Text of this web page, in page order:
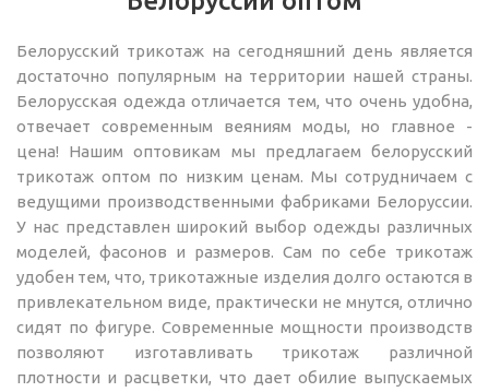
Белорусский трикотаж на сегодняшний день является
достаточно популярным на территории нашей страны.
Белорусская одежда отличается тем, что очень удобна,
отвечает современным веяниям моды, но главное -
цена! Нашим оптовикам мы предлагаем белорусский
трикотаж оптом по низким ценам. Мы сотрудничаем с
ведущими производственными фабриками Белоруссии.
У нас представлен широкий выбор одежды различных
моделей, фасонов и размеров. Сам по себе трикотаж
удобен тем, что, трикотажные изделия долго остаются в
привлекательном виде, практически не мнутся, отлично
сидят по фигуре. Современные мощности производств
позволяют изготавливать трикотаж различной
плотности и расцветки, что дает обилие выпускаемых